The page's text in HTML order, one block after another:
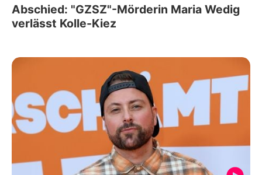
Abschied: "GZSZ"-Mörderin Maria Wedig
verlässt Kolle-Kiez